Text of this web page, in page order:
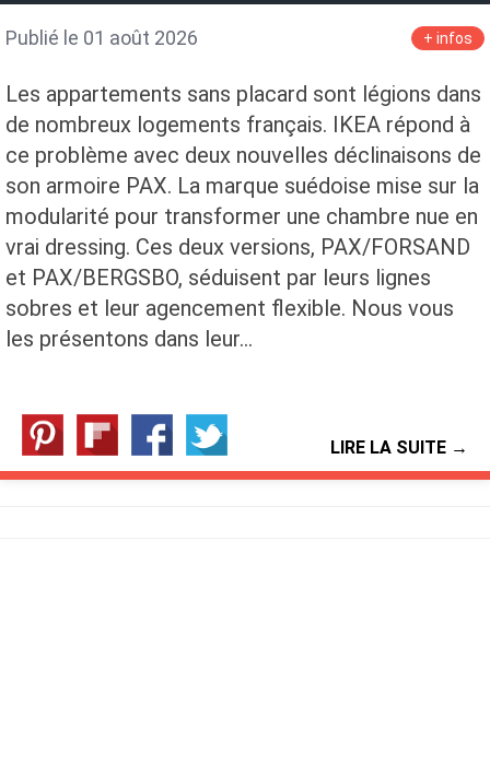
Publié le 01 août 2026 + infos
Les appartements sans placard sont légions dans
de nombreux logements français. IKEA répond à
ce problème avec deux nouvelles déclinaisons de
son armoire PAX. La marque suédoise mise sur la
modularité pour transformer une chambre nue en
vrai dressing. Ces deux versions, PAX/FORSAND
et PAX/BERGSBO, séduisent par leurs lignes
sobres et leur agencement flexible. Nous vous
les présentons dans leur…
LIRE LA SUITE →